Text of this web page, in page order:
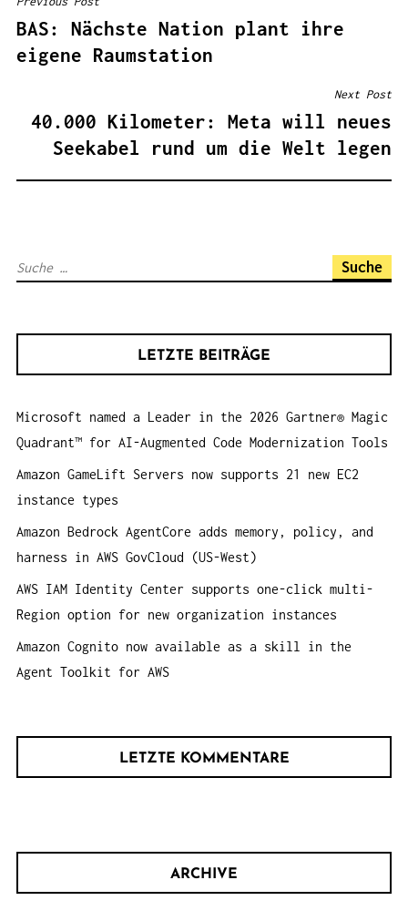
B
E
I
V
T
N
BAS: Nächste Nation plant ihre
eigene Raumstation
Next Post
40.000 Kilometer: Meta will neues
Seekabel rund um die Welt legen
S
a
c
h
:
LETZTE BEITRÄGE
Microsoft named a Leader in the 2026 Gartner® Magic
Quadrant™ for AI-Augmented Code Modernization Tools
Amazon GameLift Servers now supports 21 new EC2
instance types
Amazon Bedrock AgentCore adds memory, policy, and
harness in AWS GovCloud (US-West)
AWS IAM Identity Center supports one-click multi-
Region option for new organization instances
Amazon Cognito now available as a skill in the
Agent Toolkit for AWS
LETZTE KOMMENTARE
ARCHIVE